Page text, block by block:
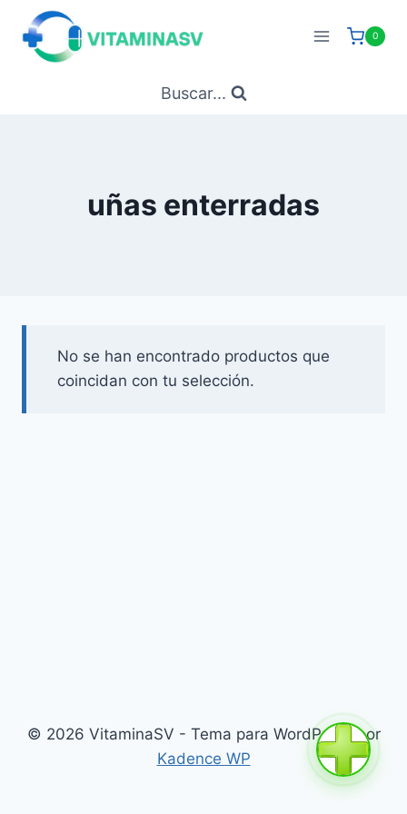
Saltar
contenido
0
Buscar...
uñas enterradas
No se han encontrado productos que
coincidan con tu selección.
© 2026 VitaminaSV - Tema para WordPress por
Kadence WP